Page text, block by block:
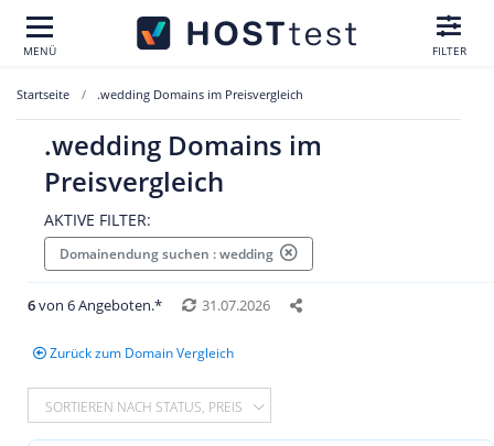
MENÜ FILTER
Startseite .wedding Domains im Preisvergleich
.wedding Domains im
Preisvergleich
AKTIVE FILTER:
Domainendung suchen : wedding
6von 6 Angeboten.* 31.07.2026
Zurück zum Domain Vergleich
SORTIEREN NACH STATUS, PREIS